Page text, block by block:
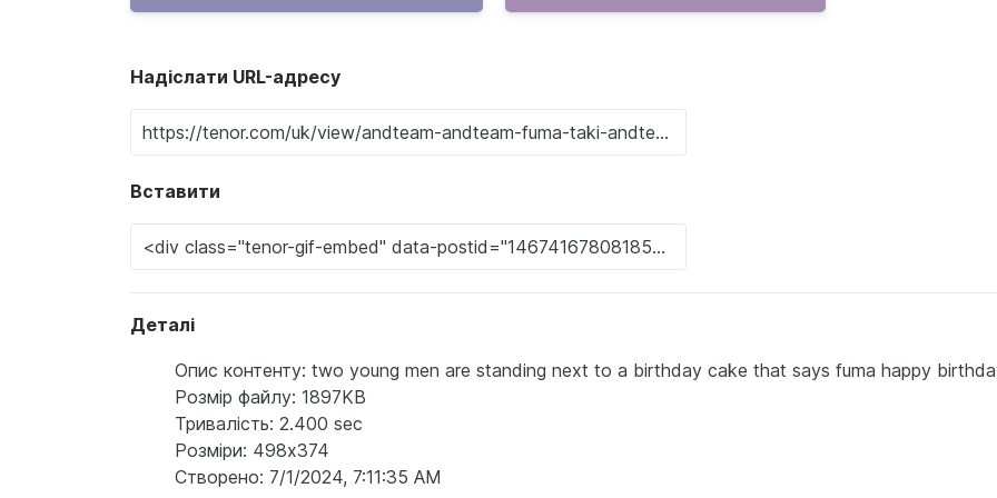
Надіслати URL-адресу
Вставити
Деталі
Опис контенту: two young men are standing next to a birthday cake that says fuma happy
Розмір файлу: 1897KB
Тривалість: 2.400 sec
Розміри: 498x374
Створено: 7/1/2024, 7:11:35 AM